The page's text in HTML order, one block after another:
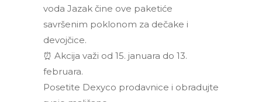
voda Jazak čine ove paketiće
savršenim poklonom za dečake i
devojčice.
⏰ Akcija važi od 15. januara do 13.
februara.
Posetite Dexyco prodavnice i obradujte